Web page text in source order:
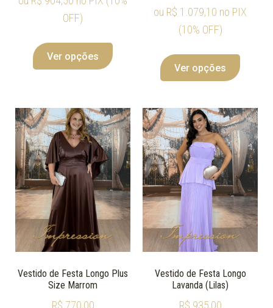
OFF)
Ver opções
ou R$ 1.079,10 no PIX
(10% OFF)
Ver opções
Vestido de Festa Longo Plus
Size Marrom
R$ 770,00
Vestido de Festa Longo
Lavanda (Lilas)
R$ 935,00